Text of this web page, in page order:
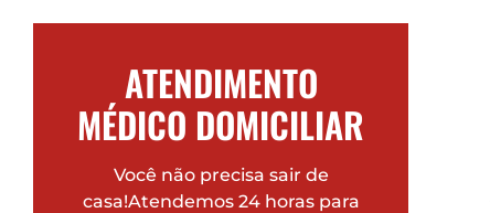
ATENDIMENTO
MÉDICO DOMICILIAR
Você não precisa sair de
casa!Atendemos 24 horas para